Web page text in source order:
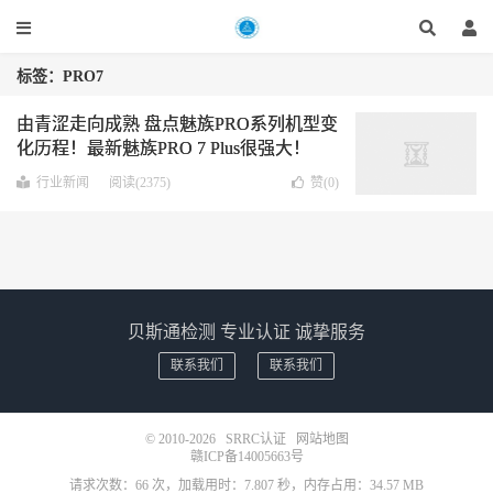
标签：PRO7
由青涩走向成熟 盘点魅族PRO系列机型变
化历程！最新魅族PRO 7 Plus很强大！
行业新闻 阅读(2375) 赞(0)
贝斯通检测 专业认证 诚挚服务
联系我们 联系我们
© 2010-2026 SRRC认证
网站地图
赣ICP备14005663号
请求次数：66 次，加载用时：7.807 秒，内存占用：34.57 MB